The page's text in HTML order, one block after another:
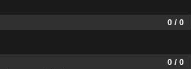
0 / 0
0 / 0